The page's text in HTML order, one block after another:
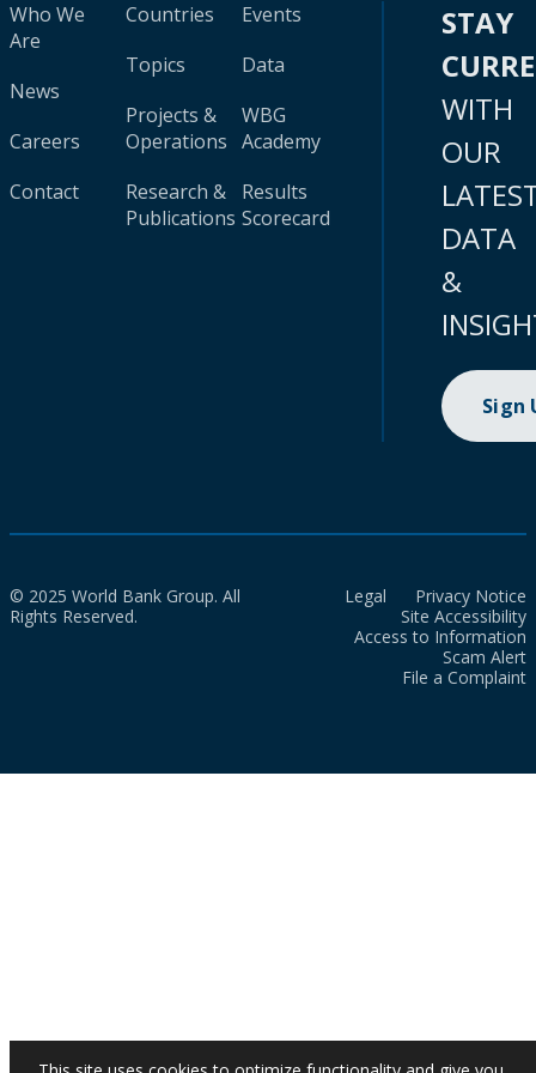
Who We
Are
News
Careers
Contact
Countries
Topics
Projects &
Operations
Research &
Publications
Events
Data
WBG
Academy
Results
Scorecard
STAY
WITH
OUR
DATA
&
Sign
© 2025 World Bank Group. All
Rights Reserved.
Legal
Privacy Notice
Site Accessibility
Access to Information
Scam Alert
File a Complaint